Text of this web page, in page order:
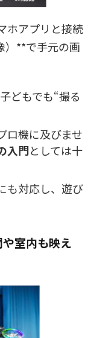
ホアプリと接続
）**で手元の画
どもでも“撮る
ロ機に及びませ
入門としては十
も対応し、遊び
室内も映え